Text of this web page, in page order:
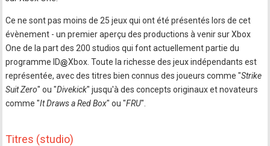
Ce ne sont pas moins de 25 jeux qui ont été présentés lors de cet
évènement - un premier aperçu des productions à venir sur Xbox
One de la part des 200 studios qui font actuellement partie du
programme ID
Xbox. Toute la richesse des jeux indépendants est
représentée, avec des titres bien connus des joueurs comme "Strike
Suit Zero" ou "Divekick" jusqu'à des concepts originaux et novateurs
comme "It Draws a Red Box" ou "FRU".
Titres (studio)